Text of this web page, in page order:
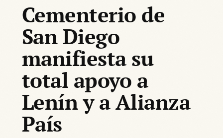
Cementerio de
San Diego
manifiesta su
total apoyo a
Lenín y a Alianza
País